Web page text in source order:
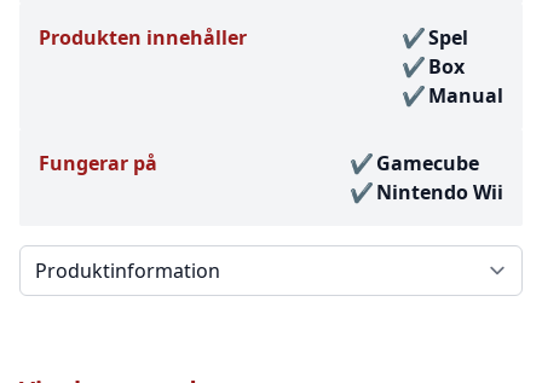
Produkten innehåller
Spel
Box
Manual
Fungerar på
Gamecube
Nintendo Wii
Välj en flik